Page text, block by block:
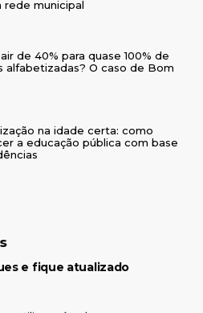
rede municipal
de 40% para quase 100% de
alfabetizadas? O caso de Bom
na idade certa: como
a educação pública com base
e fique atualizado